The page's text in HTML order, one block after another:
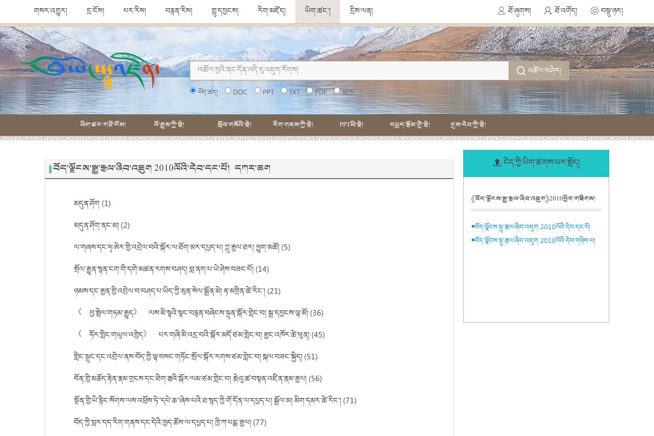
ཐོ་ཞུགས། ཐོ་འགོད། བསྡུ་ཉར།
གསར་འགྱུར། དྲ་ངོས། པར་རིས། བརྙན་རིས། གླུ་དབྱངས། རིག་མཛོད། ཡིག་ཚང་། དྲིས་ལན།
འཚོལ་བཤེར།
ཡོད་ཚད། DOC PPT TXT PDF XLS
ཡིག་ཚང་གཙོ་ངོས། ལོ་རྒྱུས་ཀྱི་སྡེ། སློབ་གསོའི་སྡེ། རིག་གནས་ཀྱི་སྡེ། PPTཡི་སྡེ། དཔྱད་རྩོམ་གྱི་སྡེ། དུས་དེབ་ཀྱི་སྡེ།
བོད་ལྗོངས་སྒྱུ་རྩལ་ཞིབ་འཇུག 2010ལོའི་དེབ་དང་པོ། དཀར་ཆག
མདུན་ཤོག (1)
མདུན་ཤོག་ནང་མ། (2)
ལ་གཞས་དང་ཧྭ་ཨེར་གྱི་འབྲེལ་བའི་སྐོར་ལ་ཐོག་མར་དཔྱད་པ། ཀླུ་རྒྱལ་ཐར། ཕྱུག་མཚོ། (5)
སྲོལ་རྒྱུན་སྙན་ངག་གི་དགེ་མཚན་རགས་བཤད། བླ་ནག་པ་ཡེ་ཤེས་བཟང་པོ། (14)
ཉམས་དང་རྒྱན་གྱི་འབྲེལ་བ་བཤད་པ་ཡིད་ཀྱི་མུན་སེལ་སྒྲོན་མེ། རྟ་མགྲིན་ཚེ་རིང་། (21)
《 བྱ་སྤྲེལ་གཏམ་རྒྱུད》 ལས་མི་སྣའི་སྣང་བརྙན་བཞེངས་སྐྲུན་སྐོར་གླེང་བ། སྒྲ་དབྱངས་ལྷ་མོ། (36)
《 ཧོར་གླིང་གཡུལ་འགྱེད》 པར་གཞི་མི་འདྲ་བའི་སྐོར་མདོ་ཙམ་གླེང་བ། རྒྱང་འཁོར་ཚེ་ཕུན། (45)
གླིང་སྒྲུང་དང་འབྲེལ་ནས་བོད་ཀྱི་ལྷ་བསང་གཏོང་སྲོལ་སྐོར་རགས་ཙམ་གླེང་བ། སྐལ་བཟང་སྐྱིད། (51)
བོན་གྱི་མཆོད་རྟེན་རྣམ་གྲངས་དང་ཐིག་རྩའི་སྐོར་ལམ་ཙམ་གླེང་བ། རྨེའུ་ཚ་བསྟན་འཛིན་རྣམ་རྒྱལ། (56)
སྔོན་གྱི་ཡི་རྙིང་སོགས་ལས་འཕྲོས་ཏེ"དཔེ་ཆ"ཞེས་པའི་ཐ་སྙད་ཀྱི་གོ་དོན་ལ་དཔྱད་པ། སྒྲོལ་མ། མིག་དམར་ཚེ་རིང་། (71)
བོད་ཀྱི་བླར་དད་རིག་གནས་དང་དེའི་ཁྱད་ཆོས་ལ་དཔྱད་པ། ཁྲི་ཀ་པདྨ་རྒྱལ། (77)
ངེད་ཀྱི་ཡིག་ཚགས་ཡར་སྤྲོད།
《བོད་ལྗོངས་སྒྱུ་རྩལ་ཞིབ་འཇུག》2010ཕྱིར་གཟིགས།
●བོད་ལྗོངས་སྒྱུ་རྩལ་ཞིབ་འཇུག 2010ལོའི་དེབ་དང་པོ།
●བོད་ལྗོངས་སྒྱུ་རྩལ་ཞིབ་འཇུག 2010ལོའི་དེབ་གཉིས་པ།